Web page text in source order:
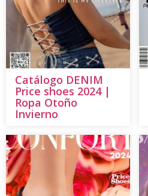
Catálogo DENIM
Price shoes 2024 |
Ropa Otoño
Invierno